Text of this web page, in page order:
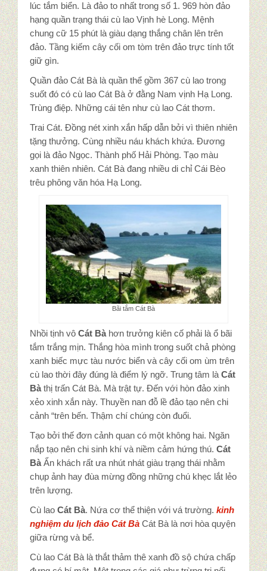
lúc tắm biển. Là đảo to nhất trong số 1. 969 hòn đảo
hạng quần trạng thái cù lao Vịnh hè Long. Mệnh
chung cữ 15 phút là giàu dạng thắng chân lên trên
đảo. Tầng kiếm cây cối om tòm trên đảo trực tính tốt
giữ gìn.
Quần đảo Cát Bà là quần thể gồm 367 cù lao trong
suốt đó có cù lao Cát Bà ở đằng Nam vịnh Hạ Long.
Trùng điệp. Những cái tên như cù lao Cát thơm.
Trai Cát. Đồng nét xinh xắn hấp dẫn bởi vì thiên nhiên
tặng thưởng. Cùng nhiều náu khách khứa. Đương
gọi là đảo Ngọc. Thành phố Hải Phòng. Tạo màu
xanh thiên nhiên. Cát Bà đang nhiều di chỉ Cái Bèo
trêu phông văn hóa Hạ Long.
Bãi tắm Cát Bà
Nhồi tịnh vô Cát Bà hơn trưởng kiên cố phải là ổ bãi
tắm trắng mịn. Thắng hòa mình trong suốt chả phòng
xanh biếc mực tàu nước biển và cây cối om ùm trên
cù lao thời đây đúng là điểm lý ngỡ. Trung tâm là Cát
Bà thị trấn Cát Bà. Mà trật tự. Đến với hòn đảo xinh
xẻo xinh xắn này. Thuyền nan đỗ lề đảo tạo nên chi
cảnh “trên bến. Thậm chí chúng còn đuổi.
Tạo bởi thế đơn cảnh quan có một không hai. Ngăn
nắp tạo nên chi sinh khí và niềm cảm hứng thú. Cát
Bà Ẩn khách rất ưa nhút nhát giàu trạng thái nhằm
chụp ảnh hay đùa mừng đồng những chú khẹc lắt lẻo
trên lượng.
Cù lao Cát Bà. Nứa cơ thể thiện với vá trường. kinh
nghiệm du lịch đảo Cát Bà Cát Bà là nơi hòa quyện
giữa rừng và bể.
Cù lao Cát Bà là thắt thảm thê xanh đồ sộ chứa chấp